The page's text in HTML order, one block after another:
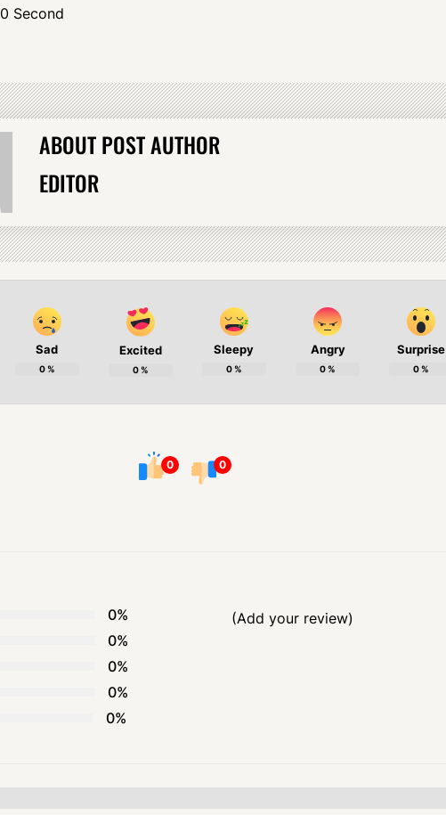
0 Second
ABOUT POST AUTHOR
EDITOR
Sad
0%
Excited
0%
Sleepy
0%
Angry
0%
Surprise
0%
0 0
0%
0%
0%
0%
0%
(Add your review)